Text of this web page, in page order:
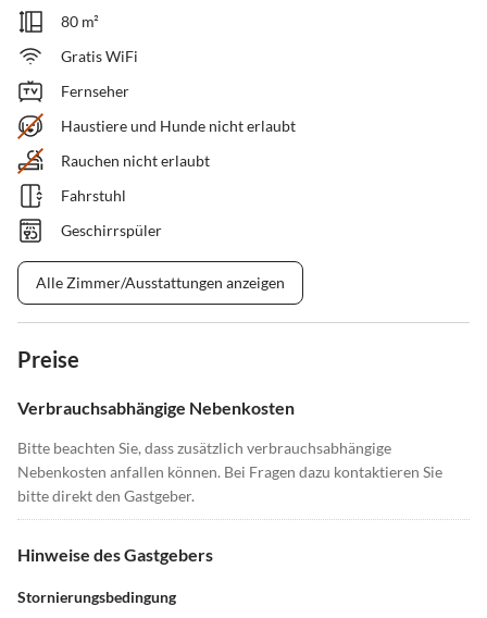
80 m²
Gratis WiFi
Fernseher
Haustiere und Hunde nicht erlaubt
Rauchen nicht erlaubt
Fahrstuhl
Geschirrspüler
Alle Zimmer/Ausstattungen anzeigen
Preise
Verbrauchsabhängige Nebenkosten
Bitte beachten Sie, dass zusätzlich verbrauchsabhängige
Nebenkosten anfallen können. Bei Fragen dazu kontaktieren Sie
bitte direkt den Gastgeber.
Hinweise des Gastgebers
Stornierungsbedingung